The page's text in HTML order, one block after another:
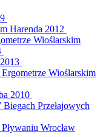
Harenda 2012
Wioślarskim
Wioślarskim
2010
Przełajowych
Wrocław